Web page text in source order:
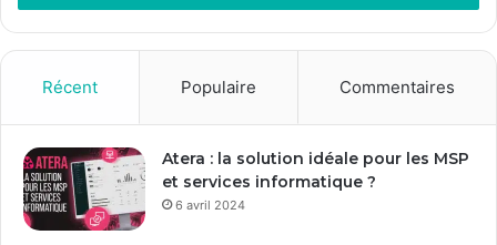
e
z
r
e
a
d
Récent Populaire Commentaires
Atera : la solution idéale pour les MSP
et services informatique ?
6 avril 2024